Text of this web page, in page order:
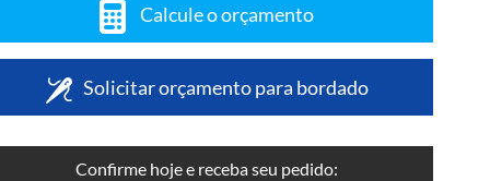
Calcule o orçamento
Solicitar orçamento para bordado
Confirme hoje e receba seu pedido: